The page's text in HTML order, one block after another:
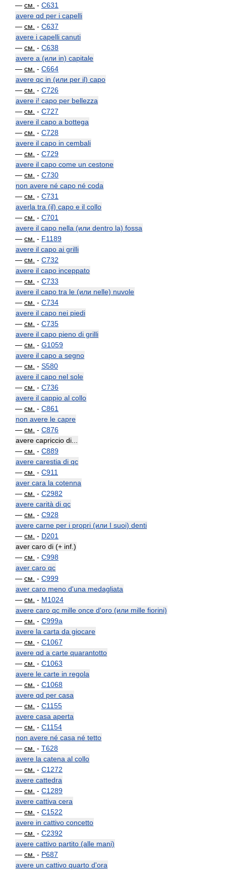
— см. - C631
avere qd per i capelli
— см. - C637
avere i capelli canuti
— см. - C638
avere a (или in) capitale
— см. - C664
avere qc in (или per il) capo
— см. - C726
avere i! capo per bellezza
— см. - C727
avere il capo a bottega
— см. - C728
avere il capo in cembali
— см. - C729
avere il capo come un cestone
— см. - C730
non avere né capo né coda
— см. - C731
averla tra (il) capo e il collo
— см. - C701
avere il capo nella (или dentro la) fossa
— см. - F1189
avere il capo ai grilli
— см. - C732
avere il capo inceppato
— см. - C733
avere il capo tra le (или nelle) nuvole
— см. - C734
avere il capo nei piedi
— см. - C735
avere il capo pieno di grilli
— см. - G1059
avere il capo a segno
— см. - S580
avere il capo nel sole
— см. - C736
avere il cappio al collo
— см. - C861
non avere le capre
— см. - C876
avere capriccio di...
— см. - C889
avere carestia di qc
— см. - C911
aver cara la cotenna
— см. - C2982
avere carità di qc
— см. - C928
avere carne per i propri (или I suoi) denti
— см. - D201
aver caro di (+ inf.)
— см. - C998
aver caro qc
— см. - C999
aver caro meno d'una medagliata
— см. - M1024
avere caro qc mille once d'oro (или mille fiorini)
— см. - C999a
avere la carta da giocare
— см. - C1067
avere qd a carte quarantotto
— см. - C1063
avere le carte in regola
— см. - C1068
avere qd per casa
— см. - C1155
avere casa aperta
— см. - C1154
non avere né casa né tetto
— см. - T628
avere la catena al collo
— см. - C1272
avere cattedra
— см. - C1289
avere cattiva cera
— см. - C1522
avere in cattivo concetto
— см. - C2392
avere cattivo partito (alle mani)
— см. - P687
avere un cattivo quarto d'ora